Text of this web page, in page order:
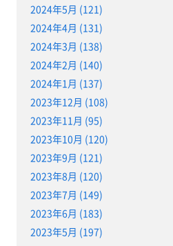
2024年5月 (121)
2024年4月 (131)
2024年3月 (138)
2024年2月 (140)
2024年1月 (137)
2023年12月 (108)
2023年11月 (95)
2023年10月 (120)
2023年9月 (121)
2023年8月 (120)
2023年7月 (149)
2023年6月 (183)
2023年5月 (197)